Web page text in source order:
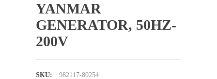
YANMAR
GENERATOR, 50HZ-
200V
SKU: 982117-80254